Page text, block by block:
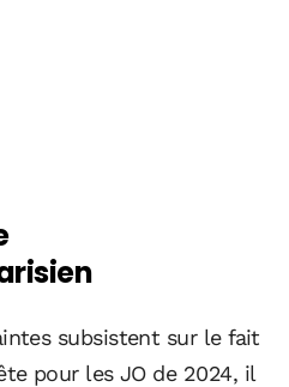
subsistent sur le fait
pour les JO de 2024, il